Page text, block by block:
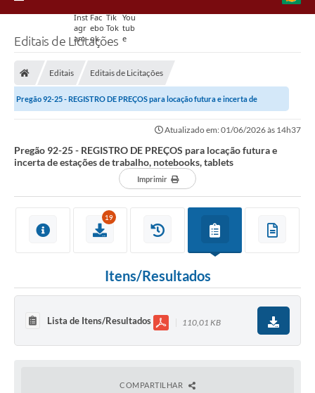
Editais de Licitações
Editais Editais de Licitações
Pregão 92-25 - REGISTRO DE PREÇOS para locação futura e incerta de
Atualizado em: 01/06/2026 às 14h37
Pregão 92-25 - REGISTRO DE PREÇOS para locação futura e
incerta de estações de trabalho, notebooks, tablets
Imprimir
19
Itens/Resultados
Lista de Itens/Resultados 110,01 KB
COMPARTILHAR